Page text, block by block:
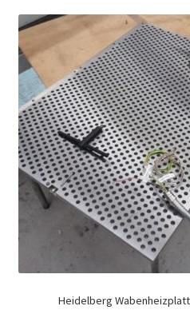
Heidelberg